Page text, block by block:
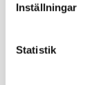
Inställningar
Statistik
Output 1
Trådlös output